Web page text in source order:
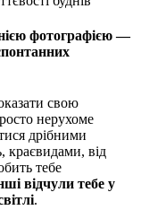
фотографією —
свою
нерухоме
дрібними
від
тебе
відчули тебе у
.